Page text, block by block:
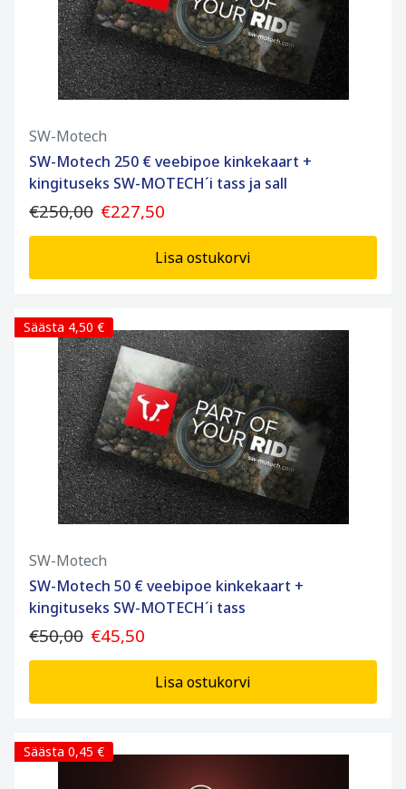
SW-Motech
SW-Motech 250 € veebipoe kinkekaart +
kingituseks SW-MOTECH´i tass ja sall
€250,00 €227,50
Lisa ostukorvi
Säästa 4,50 €
SW-Motech
SW-Motech 50 € veebipoe kinkekaart +
kingituseks SW-MOTECH´i tass
€50,00 €45,50
Lisa ostukorvi
Säästa 0,45 €